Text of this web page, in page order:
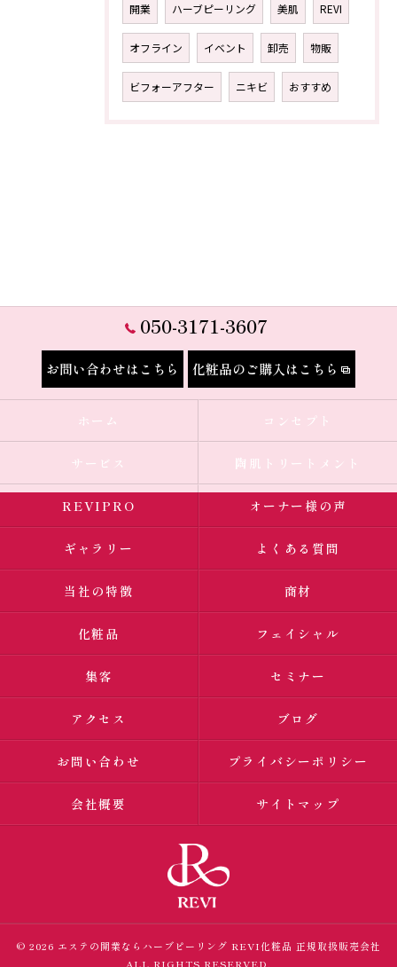
開業 ハーブピーリング 美肌 REVI
オフライン イベント 卸売 物販
ビフォーアフター ニキビ おすすめ
050-3171-3607
お問い合わせはこちら 化粧品のご購入はこちら
ホーム コンセプト
サービス 陶肌トリートメント
REVIPRO オーナー様の声
ギャラリー よくある質問
当社の特徴 商材
化粧品 フェイシャル
集客 セミナー
アクセス ブログ
お問い合わせ プライバシーポリシー
会社概要 サイトマップ
© 2026 エステの開業ならハーブピーリング REVI化粧品 正規取扱販売会社
ALL RIGHTS RESERVED.